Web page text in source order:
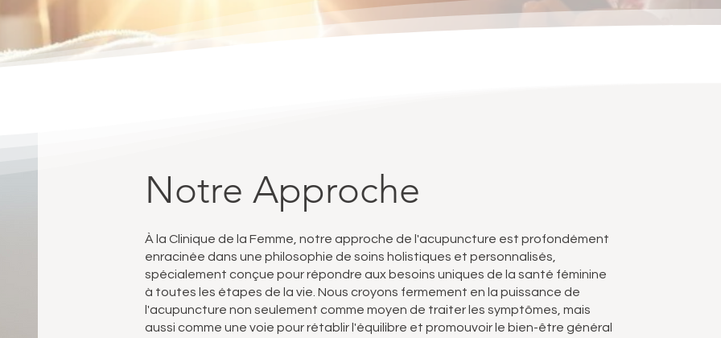
Notre Approche
À la Clinique de la Femme, notre approche de l'acupuncture est profondément
enracinée dans une philosophie de soins holistiques et personnalisés,
spécialement conçue pour répondre aux besoins uniques de la santé féminine
à toutes les étapes de la vie. Nous croyons fermement en la puissance de
l'acupuncture non seulement comme moyen de traiter les symptômes, mais
aussi comme une voie pour rétablir l'équilibre et promouvoir le bien-être général